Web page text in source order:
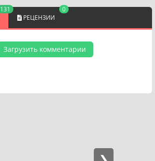
131
РЕЦЕНЗИИ
0
Загрузить комментарии